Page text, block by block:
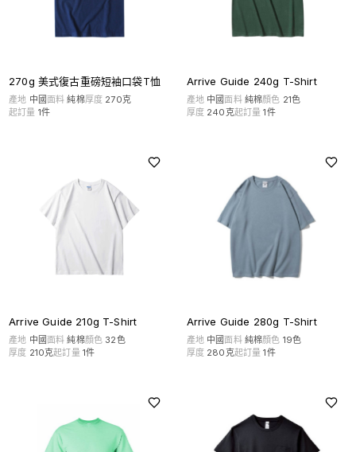
270g 美式復古重磅短袖口袋T恤
產地 中國面料 純棉厚度 270克
起訂量 1件
Arrive Guide 240g T-Shirt
產地 中國面料 純棉顏色 21色
厚度 240克起訂量 1件
Arrive Guide 210g T-Shirt
產地 中國面料 純棉顏色 32色
厚度 210克起訂量 1件
Arrive Guide 280g T-Shirt
產地 中國面料 純棉顏色 19色
厚度 280克起訂量 1件